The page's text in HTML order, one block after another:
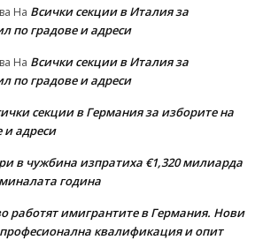
На Всички секции в Италия за
по градове и адреси
На Всички секции в Италия за
по градове и адреси
секции в Германия за изборите на
и адреси
в чужбина изпратиха €1,320 милиарда
година
работят имигрантите в Германия. Нови
професионална квалификация и опит